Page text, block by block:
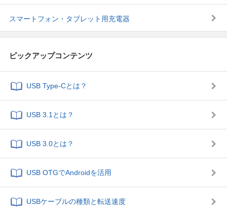
スマートフォン・タブレット用充電器
ピックアップコンテンツ
USB Type-Cとは？
USB 3.1とは？
USB 3.0とは？
USB OTGでAndroidを活用
USBケーブルの種類と転送速度